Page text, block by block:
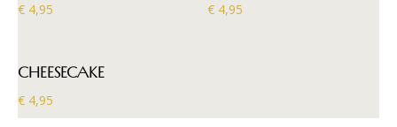
€ 4,95 € 4,95
CHEESECAKE
€ 4,95